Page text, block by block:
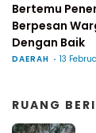
Bertemu
Berpesan
Dengan Baik
DAERAH 13
RUANG